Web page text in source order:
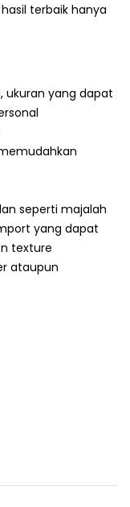
terbaik hanya
ukuran yang dapat
seperti majalah
yang dapat
texture
ataupun